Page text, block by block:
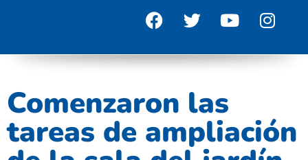
Comenzaron las
tareas de ampliación